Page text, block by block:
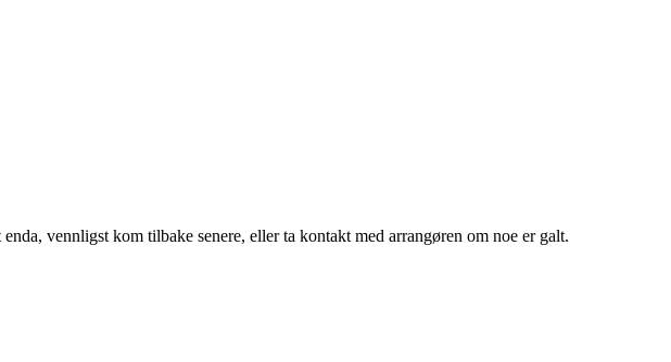
vennligst kom tilbake senere, eller ta kontakt med arrangøren om noe er galt.